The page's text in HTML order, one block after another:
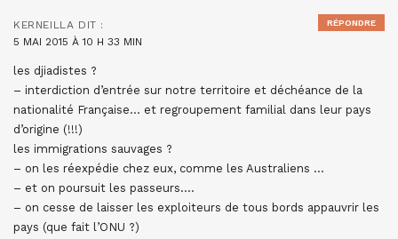
KERNEILLA DIT :
5 MAI 2015 À 10 H 33 MIN
les djiadistes ?
– interdiction d’entrée sur notre territoire et déchéance de la
nationalité Française… et regroupement familial dans leur pays
d’origine (!!!)
les immigrations sauvages ?
– on les réexpédie chez eux, comme les Australiens …
– et on poursuit les passeurs….
– on cesse de laisser les exploiteurs de tous bords appauvrir les
pays (que fait l’ONU ?)
RÉPONDRE